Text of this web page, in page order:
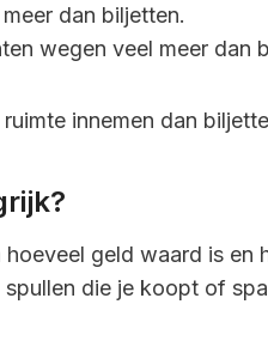
dan biljetten.
wegen veel meer dan
innemen dan
geld waard is
die je koopt of